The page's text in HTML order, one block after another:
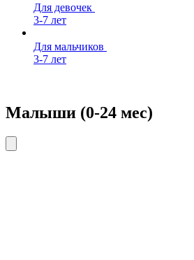
Для девочек
3-7 лет
Для мальчиков
3-7 лет
Малыши (0-24 мес)